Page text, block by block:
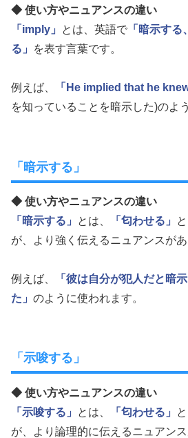
◆ 使い方やニュアンスの違い
「imply」
とは、英語で 「暗示す
る」
を表す言葉です。
例えば、 「He implied that he
を知っていることを暗示した)のよ
「暗示する」
◆ 使い方やニュアンスの違い
「暗示する」
とは、 「匂わせる」
が、より強く伝えるニュアンスがあ
例えば、
「彼は自分が犯人だと暗
た」 のように使われます。
「示唆する」
◆ 使い方やニュアンスの違い
「示唆する」
とは、 「匂わせる」
が、より論理的に伝えるニュアンス